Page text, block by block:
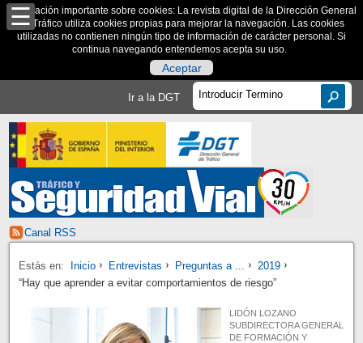
Información importante sobre cookies: La revista digital de la Dirección General
de Tráfico utiliza cookies propias para mejorar la navegación. Las cookies
utilizadas no contienen ningún tipo de información de carácter personal. Si
continua navegando entendemos acepta su uso.
Aceptar
Ir a la DGT
Canal RSS
Estás en: Inicio Entrevistas Preguntas a ...
2019
“Hay que aprender a evitar comportamientos de riesgo”
LIDÓN LOZANO
SUBDIRECTORA GENERAL
DE FORMACIÓN Y